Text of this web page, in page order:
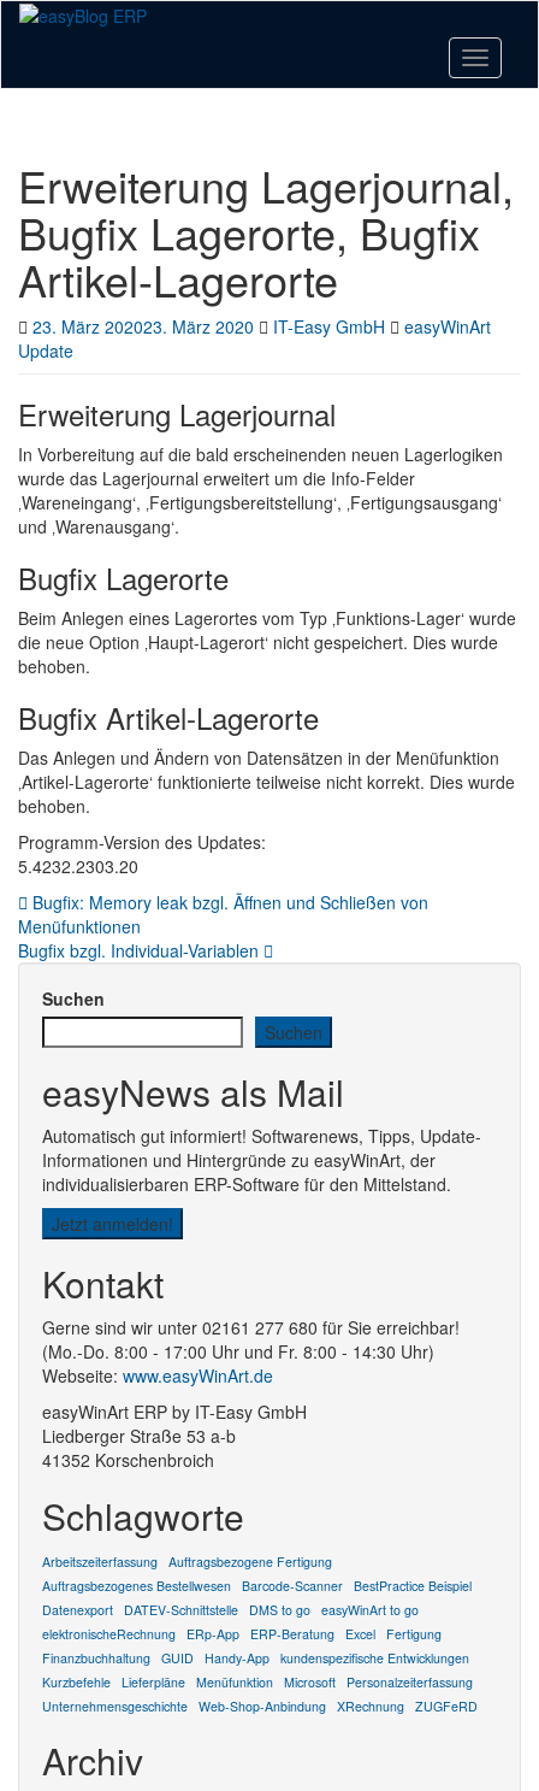
Skip
content
Toggle
Erweiterung Lagerjournal,
Bugfix Lagerorte, Bugfix
Artikel-Lagerorte
23. März 202023. März 2020 IT-Easy GmbH
easyWinArt
Update
Erweiterung Lagerjournal
In Vorbereitung auf die bald erscheinenden neuen Lagerlogiken
wurde das Lagerjournal erweitert um die Info-Felder
‚Wareneingang‘, ‚Fertigungsbereitstellung‘, ‚Fertigungsausgang‘
und ‚Warenausgang‘.
Bugfix Lagerorte
Beim Anlegen eines Lagerortes vom Typ ‚Funktions-Lager‘ wurde
die neue Option ‚Haupt-Lagerort‘ nicht gespeichert. Dies wurde
behoben.
Bugfix Artikel-Lagerorte
Das Anlegen und Ändern von Datensätzen in der Menüfunktion
‚Artikel-Lagerorte‘ funktionierte teilweise nicht korrekt. Dies wurde
behoben.
Programm-Version des Updates:
5.4232.2303.20
Beitragsnavigation
Bugfix: Memory leak bzgl. Ãffnen und Schließen von
Menüfunktionen
Bugfix bzgl. Individual-Variablen
Suchen
Suchen
easyNews als Mail
Automatisch gut informiert! Softwarenews, Tipps, Update-
Informationen und Hintergründe zu easyWinArt, der
individualisierbaren ERP-Software für den Mittelstand.
Jetzt anmelden!
Kontakt
Gerne sind wir unter 02161 277 680 für Sie erreichbar!
(Mo.-Do. 8:00 - 17:00 Uhr und Fr. 8:00 - 14:30 Uhr)
Webseite: www.easyWinArt.de
easyWinArt ERP by IT-Easy GmbH
Liedberger Straße 53 a-b
41352 Korschenbroich
Schlagworte
Arbeitszeiterfassung Auftragsbezogene Fertigung
Auftragsbezogenes Bestellwesen Barcode-Scanner BestPractice Beispiel
Datenexport
DATEV-Schnittstelle DMS to go easyWinArt to go
elektronischeRechnung
ERp-App ERP-Beratung Excel
Fertigung
Finanzbuchhaltung GUID Handy-App kundenspezifische Entwicklungen
Kurzbefehle Lieferpläne Menüfunktion Microsoft
Personalzeiterfassung
Unternehmensgeschichte Web-Shop-Anbindung XRechnung ZUGFeRD
Archiv